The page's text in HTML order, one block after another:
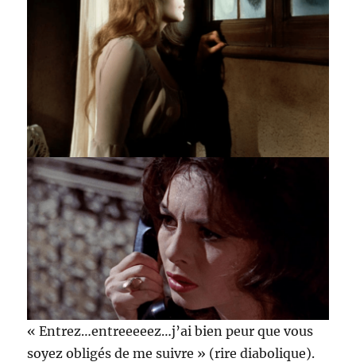
« Entrez…entreeeeez…j’ai bien peur que vous
soyez obligés de me suivre » (rire diabolique).